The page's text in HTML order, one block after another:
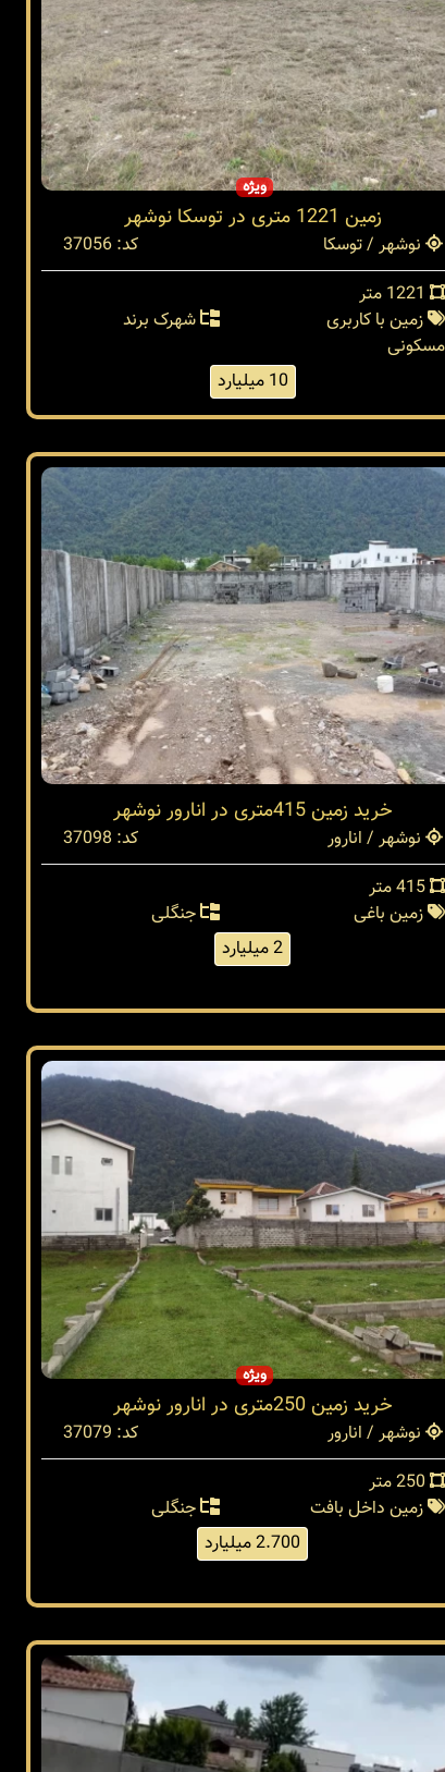
ویژه
زمین 1221 متری در توسکا نوشهر
نوشهر / توسکا
کد: 37056
زمین با کاربری
مسکونی
شهرک برند
10 میلیارد
خرید زمین 415متری در انارور نوشهر
نوشهر / انارور
کد: 37098
415 متر
زمین باغی
جنگلی
2 میلیارد
ویژه
خرید زمین 250متری در انارور نوشهر
نوشهر / انارور
کد: 37079
زمین داخل بافت
جنگلی
2.700 میلیارد